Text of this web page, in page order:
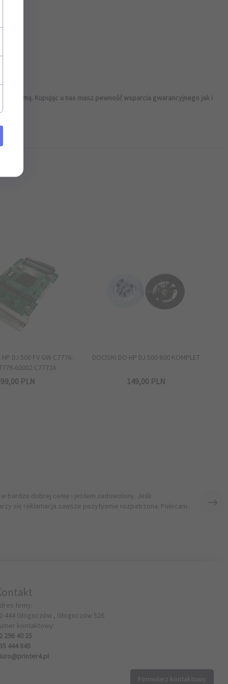
Kupując u nas masz pewność wsparcia gwarancyjnego jak i
HP DJ 500 FV GW C7776-
60002 C7772A
00 PLN
DOCISKI DO HP DJ 500 800 KOMPLET
149,00 PLN
bardzo dobrej cenie i jestem zadowolony. Jeśli
się reklamacja zawsze pozytywnie rozpatrzona. Polecam.
firmy:
444 Głogoczów , Głogoczów 526
kontaktowy:
296 40 25
444 845
Formularz kontaktowy